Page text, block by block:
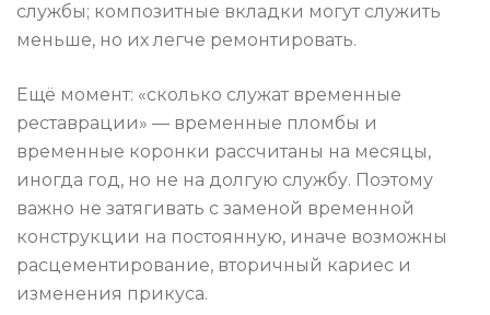
службы; композитные вкладки могут служить
меньше, но их легче ремонтировать.
Ещё момент: «сколько служат временные
реставрации» — временные пломбы и
временные коронки рассчитаны на месяцы,
иногда год, но не на долгую службу. Поэтому
важно не затягивать с заменой временной
конструкции на постоянную, иначе возможны
расцементирование, вторичный кариес и
изменения прикуса.